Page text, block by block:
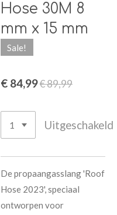
Hose 30M 8
mm x 15 mm
Sale!
€ 84,99€ 89,99
Uitgeschakeld
De propaangasslang 'Roof
Hose 2023', speciaal
ontworpen voor